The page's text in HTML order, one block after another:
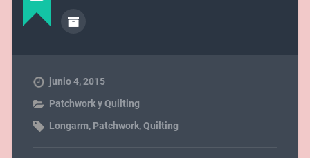
junio 4, 2015
Patchwork y Quilting
Longarm, Patchwork,Quilting